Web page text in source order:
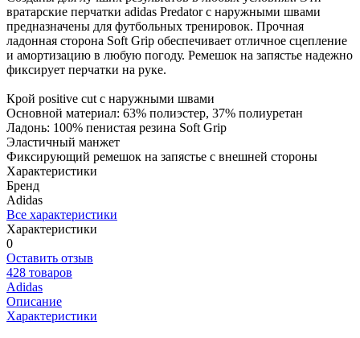
вратарские перчатки adidas Predator с наружными швами
предназначены для футбольных тренировок. Прочная
ладонная сторона Soft Grip обеспечивает отличное сцепление
и амортизацию в любую погоду. Ремешок на запястье надежно
фиксирует перчатки на руке.
Крой positive cut с наружными швами
Основной материал: 63% полиэстер, 37% полиуретан
Ладонь: 100% пенистая резина Soft Grip
Эластичный манжет
Фиксирующий ремешок на запястье с внешней стороны
Характеристики
Бренд
Adidas
Все характеристики
Характеристики
0
Оставить отзыв
428 товаров
Adidas
Описание
Характеристики